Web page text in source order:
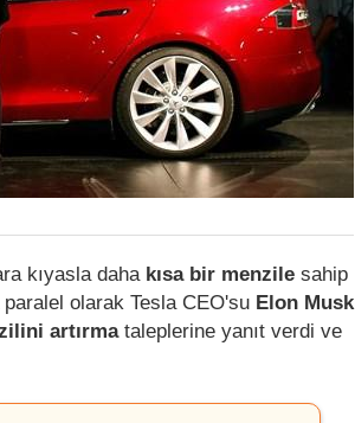
kıyasla daha kısa bir menzile sahip
olarak Tesla CEO'su Elon Musk
artırmataleplerine yanıt verdi ve